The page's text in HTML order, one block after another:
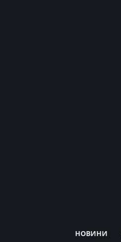
НОВИНИ